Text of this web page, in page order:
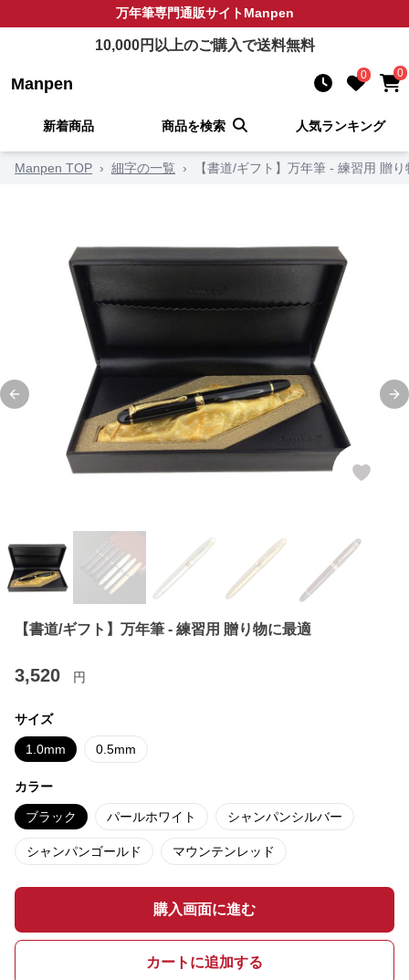
万年筆専門通販サイトManpen
10,000円以上のご購入で送料無料
Manpen 0 0
新着商品 商品を検索 人気ランキング
Manpen TOP › 細字の一覧 › 【書道/ギフト】万年筆 - 練習用 贈
Previous slide
【書道/ギフト】万年筆 - 練習用 贈り物に最適
3,520 円
サイズ
1.0mm 0.5mm
カラー
ブラック パールホワイト シャンパンシルバー
シャンパンゴールド マウンテンレッド
購入画面に進む
カートに追加する